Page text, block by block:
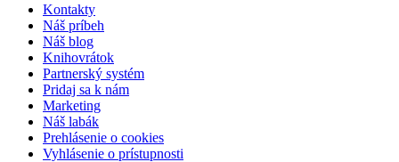
Kontakty
Náš príbeh
Náš blog
Knihovrátok
Partnerský systém
Pridaj sa k nám
Marketing
Náš labák
Prehlásenie o cookies
Vyhlásenie o prístupnosti